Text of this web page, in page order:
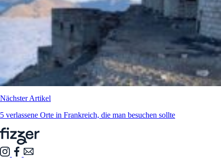
Nächster Artikel
5 verlassene Orte in Frankreich, die man besuchen sollte